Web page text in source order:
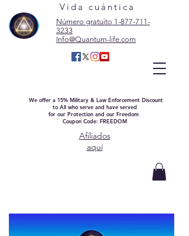
Vida cuántica
Número gratuito 1-877-711-
3233
Info@Quantum-life.com
We offer a 15% Military & Law Enforcement Discount
to All who serve and have served
for our Protection and our Freedom
Coupon Code: FREEDOM
Afiliados
aquí